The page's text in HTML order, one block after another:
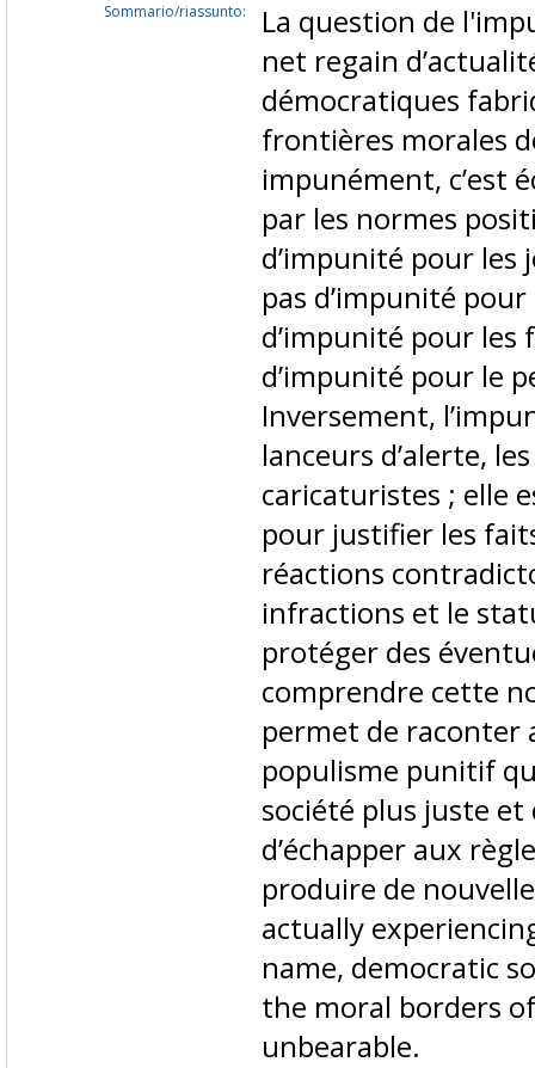
Sommario/riassunto:
La question de
net regain
démocratiques
frontières morales
impunément, c’est
par les normes
d’impunité pour les
pas d’impunité
d’impunité pour les
d’impunité pour le
Inversement,
lanceurs d’alerte,
caricaturistes ; elle
pour justifier les
réactions
infractions et le
protéger des
comprendre cette
permet de raconter
populisme punitif
société plus juste
d’échapper aux
produire de
actually
name, democratic
the moral borders
unbearable.